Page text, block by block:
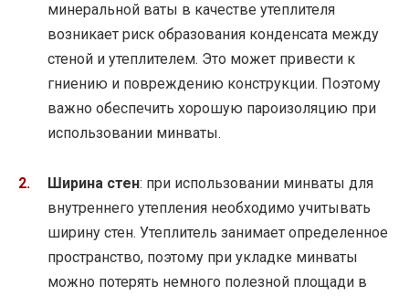
минеральной ваты в качестве утеплителя
возникает риск образования конденсата между
стеной и утеплителем. Это может привести к
гниению и повреждению конструкции. Поэтому
важно обеспечить хорошую пароизоляцию при
использовании минваты.
Ширина стен: при использовании минваты для
внутреннего утепления необходимо учитывать
ширину стен. Утеплитель занимает определенное
пространство, поэтому при укладке минваты
можно потерять немного полезной площади в